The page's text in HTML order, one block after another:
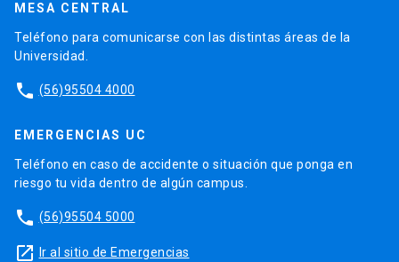
MESA CENTRAL
Teléfono para comunicarse con las distintas áreas de la
Universidad.
phone (56)95504 4000
EMERGENCIAS UC
Teléfono en caso de accidente o situación que ponga en
riesgo tu vida dentro de algún campus.
phone (56)95504 5000
launch Ir al sitio de Emergencias